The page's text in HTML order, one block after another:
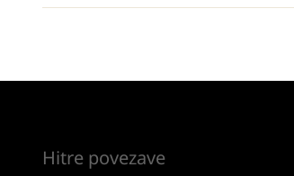
Hitre povezave